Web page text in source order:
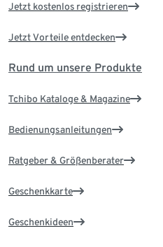
Jetzt kostenlos registrieren
Jetzt Vorteile entdecken
Rund um unsere Produkte
Tchibo Kataloge & Magazine
Bedienungsanleitungen
Ratgeber & Größenberater
Geschenkkarte
Geschenkideen